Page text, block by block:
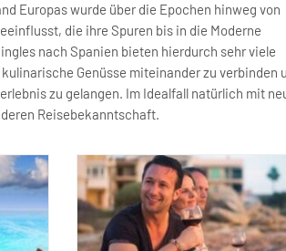
Europas wurde über die Epochen hinweg von
die ihre Spuren bis in die Moderne
nach Spanien bieten hierdurch sehr viele
Genüsse miteinander zu verbinden
zu gelangen. Im Idealfall natürlich mit
Reisebekanntschaft.